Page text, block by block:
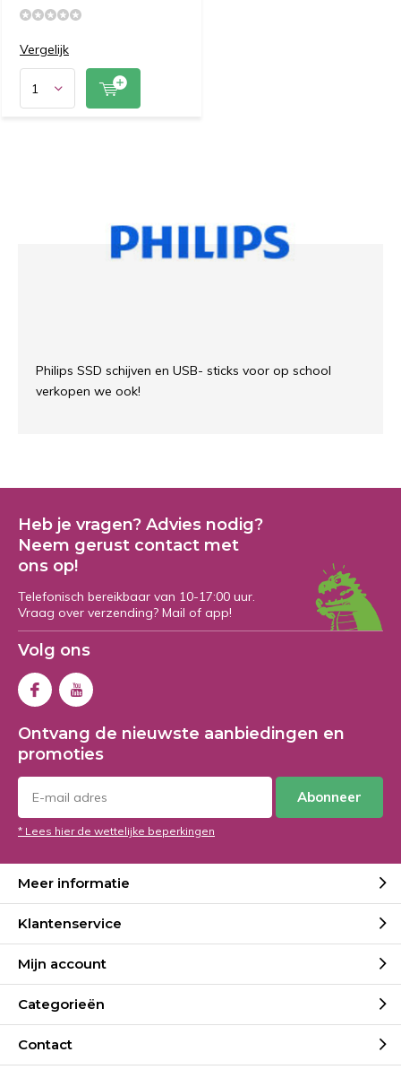
Vergelijk
Philips SSD schijven en USB- sticks voor op school
verkopen we ook!
Heb je vragen? Advies nodig?
Neem gerust contact met
ons op!
Telefonisch bereikbaar van 10-17:00 uur.
Vraag over verzending? Mail of app!
Volg ons
Ontvang de nieuwste aanbiedingen en
promoties
Abonneer
* Lees hier de wettelijke beperkingen
Meer informatie
Klantenservice
Mijn account
Categorieën
Contact